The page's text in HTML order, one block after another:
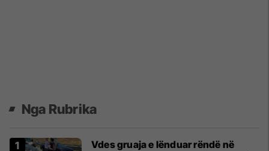
Nga Rubrika
Vdes gruaja e lënduar rëndë në